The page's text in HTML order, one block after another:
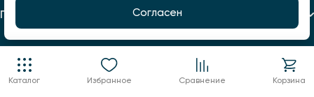
Помощь
Каталог Избранное Сравнение Корзина
Согласен